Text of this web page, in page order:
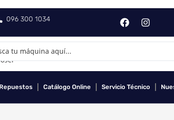
096 300 1034
Catálogo Online Servicio Técnico